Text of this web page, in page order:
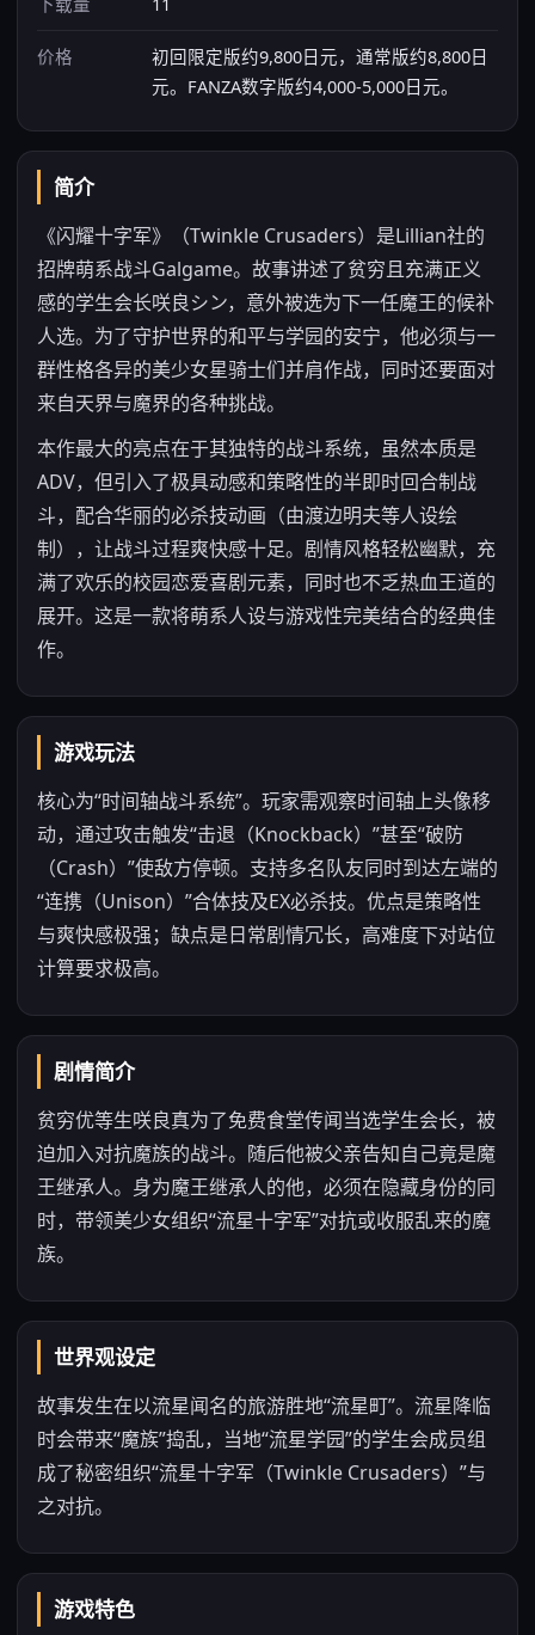
价格
初回限定版约9,800日元，通常版约8,800日
元。FANZA数字版约4,000-5,000日元。
简介
《闪耀十字军》（Twinkle Crusaders）是Lillian社的
招牌萌系战斗Galgame。故事讲述了贫穷且充满正义
感的学生会长咲良シン，意外被选为下一任魔王的候补
人选。为了守护世界的和平与学园的安宁，他必须与一
群性格各异的美少女星骑士们并肩作战，同时还要面对
来自天界与魔界的各种挑战。
本作最大的亮点在于其独特的战斗系统，虽然本质是
ADV，但引入了极具动感和策略性的半即时回合制战
斗，配合华丽的必杀技动画（由渡边明夫等人设绘
制），让战斗过程爽快感十足。剧情风格轻松幽默，充
满了欢乐的校园恋爱喜剧元素，同时也不乏热血王道的
展开。这是一款将萌系人设与游戏性完美结合的经典佳
作。
游戏玩法
核心为“时间轴战斗系统”。玩家需观察时间轴上头像移
动，通过攻击触发“击退（Knockback）”甚至“破防
（Crash）”使敌方停顿。支持多名队友同时到达左端的
“连携（Unison）”合体技及EX必杀技。优点是策略性
与爽快感极强；缺点是日常剧情冗长，高难度下对站位
计算要求极高。
剧情简介
贫穷优等生咲良真为了免费食堂传闻当选学生会长，被
迫加入对抗魔族的战斗。随后他被父亲告知自己竟是魔
王继承人。身为魔王继承人的他，必须在隐藏身份的同
时，带领美少女组织“流星十字军”对抗或收服乱来的魔
族。
世界观设定
故事发生在以流星闻名的旅游胜地“流星町”。流星降临
时会带来“魔族”捣乱，当地“流星学园”的学生会成员组
成了秘密组织“流星十字军（Twinkle Crusaders）”与
之对抗。
游戏特色